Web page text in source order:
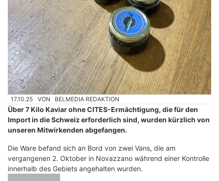
17.10.25 VON BELMEDIA REDAKTION
Über 7 Kilo Kaviar ohne CITES-Ermächtigung, die für den
Import in die Schweiz erforderlich sind, wurden kürzlich von
unseren Mitwirkenden abgefangen.
Die Ware befand sich an Bord von zwei Vans, die am
vergangenen 2. Oktober in Novazzano während einer Kontrolle
innerhalb des Gebiets angehalten wurden.